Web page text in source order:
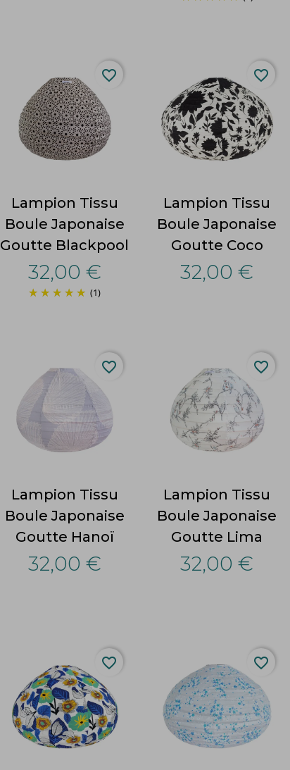
Lampion Tissu
Boule Japonaise
Goutte Blackpool
32,00 €
(1)
favorite_border
Lampion Tissu
Boule Japonaise
Goutte Coco
32,00 €
favorite_border
Lampion Tissu
Boule Japonaise
Goutte Hanoï
32,00 €
favorite_border
Lampion Tissu
Boule Japonaise
Goutte Lima
32,00 €
favorite_border
favorite_border favorite_border